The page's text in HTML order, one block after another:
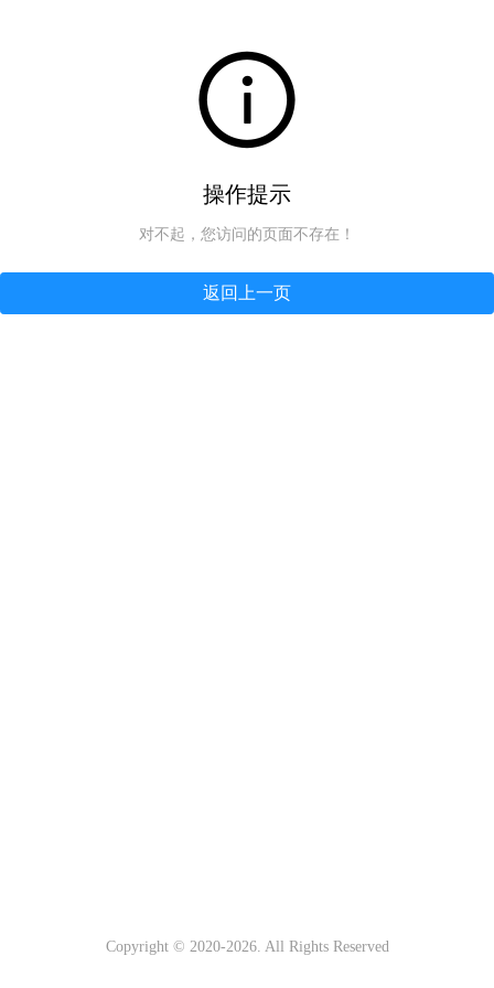
操作提示
对不起，您访问的页面不存在！
返回上一页
Copyright © 2020-2026. All Rights Reserved